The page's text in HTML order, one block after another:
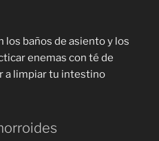
los baños de asiento y los
enemas con té de
a limpiar tu intestino